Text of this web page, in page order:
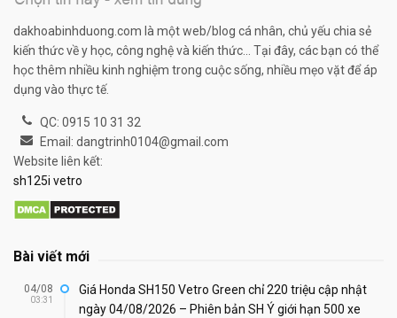
dakhoabinhduong.com là một web/blog cá nhân, chủ yếu chia sẻ
kiến thức về y học, công nghệ và kiến thức... Tại đây, các bạn có thể
học thêm nhiều kinh nghiệm trong cuộc sống, nhiều mẹo vặt để áp
dụng vào thực tế.
QC: 0915 10 31 32
Email: dangtrinh0104@gmail.com
Website liên kết:
sh125i vetro
Bài viết mới
04/08
03:31
Giá Honda SH150 Vetro Green chỉ 220 triệu cập nhật
ngày 04/08/2026 – Phiên bản SH Ý giới hạn 500 xe